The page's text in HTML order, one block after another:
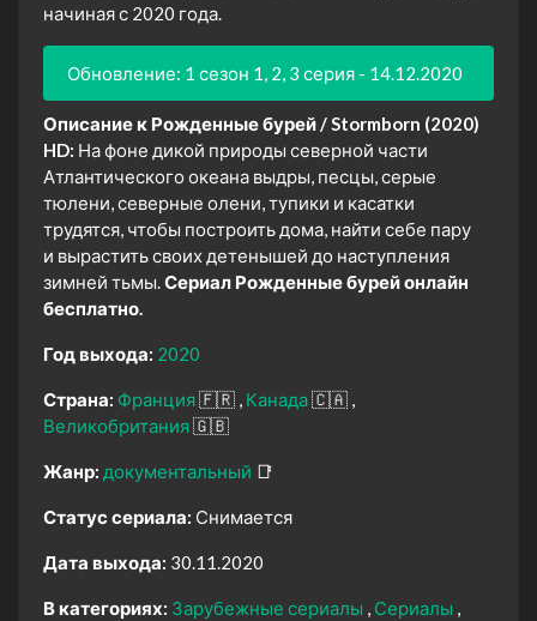
начиная с 2020 года.
Обновление: 1 сезон 1, 2, 3 серия - 14.12.2020
Описание к Рожденные бурей / Stormborn (2020)
HD: На фоне дикой природы северной части
Атлантического океана выдры, песцы, серые
тюлени, северные олени, тупики и касатки
трудятся, чтобы построить дома, найти себе пару
и вырастить своих детенышей до наступления
зимней тьмы.Сериал Рожденные бурей онлайн
бесплатно.
Год выхода: 2020
Страна: Франция🇫🇷 Канада🇨🇦
Великобритания🇬🇧
Жанр: документальный 📑
Статус сериала: Снимается
Дата выхода: 30.11.2020
В категориях: Зарубежные сериалы
Сериалы